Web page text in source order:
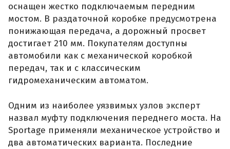
оснащен жестко подключаемым передним
мостом. В раздаточной коробке предусмотрена
понижающая передача, а дорожный просвет
достигает 210 мм. Покупателям доступны
автомобили как с механической коробкой
передач, так и с классическим
гидромеханическим автоматом.
Одним из наиболее уязвимых узлов эксперт
назвал муфту подключения переднего моста. На
Sportage применяли механическое устройство и
два автоматических варианта. Последние